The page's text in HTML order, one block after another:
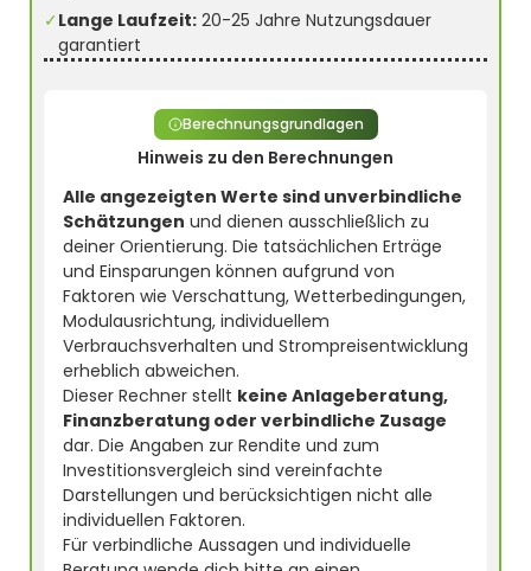
✓Lange Laufzeit: 20-25 Jahre Nutzungsdauer
garantiert
Hinweis zu den Berechnungen
Berechnungsgrundlagen
Alle angezeigten Werte sind unverbindliche
Schätzungen und dienen ausschließlich zu
deiner Orientierung. Die tatsächlichen Erträge
und Einsparungen können aufgrund von
Faktoren wie Verschattung, Wetterbedingungen,
Modulausrichtung, individuellem
Verbrauchsverhalten und Strompreisentwicklung
erheblich abweichen.
Dieser Rechner stellt keine Anlageberatung,
Finanzberatung oder verbindliche Zusage
dar. Die Angaben zur Rendite und zum
Investitionsvergleich sind vereinfachte
Darstellungen und berücksichtigen nicht alle
individuellen Faktoren.
Für verbindliche Aussagen und individuelle